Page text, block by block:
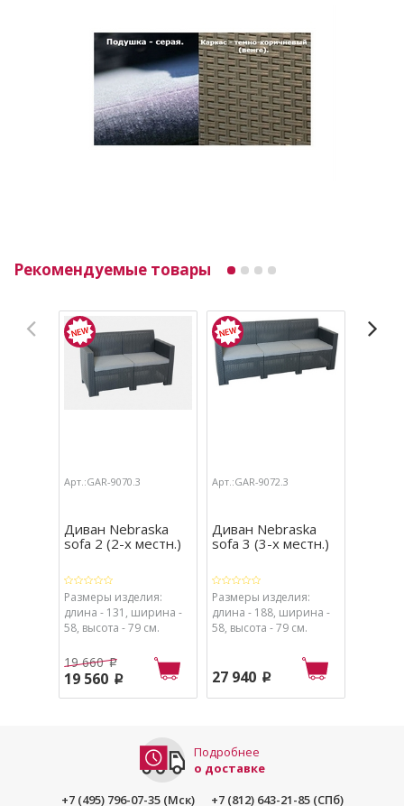
Рекомендуемые товары
Арт.:GAR-9070.3
Диван Nebraska
sofa 2 (2-х местн.)
Размеры изделия:
длина - 131, ширина -
58, высота - 79 см.
19 660 p
19 560 p
Арт.:GAR-9072.3
Диван Nebraska
sofa 3 (3-х местн.)
Размеры изделия:
длина - 188, ширина -
58, высота - 79 см.
27 940 p
Подробнее
о доставке
+7 (495) 796-07-35 (Мск)
+7 (812) 643-21-85 (СПб)